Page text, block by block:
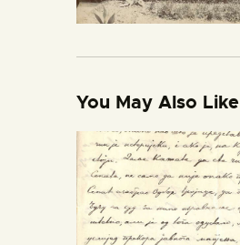
You May Also Like